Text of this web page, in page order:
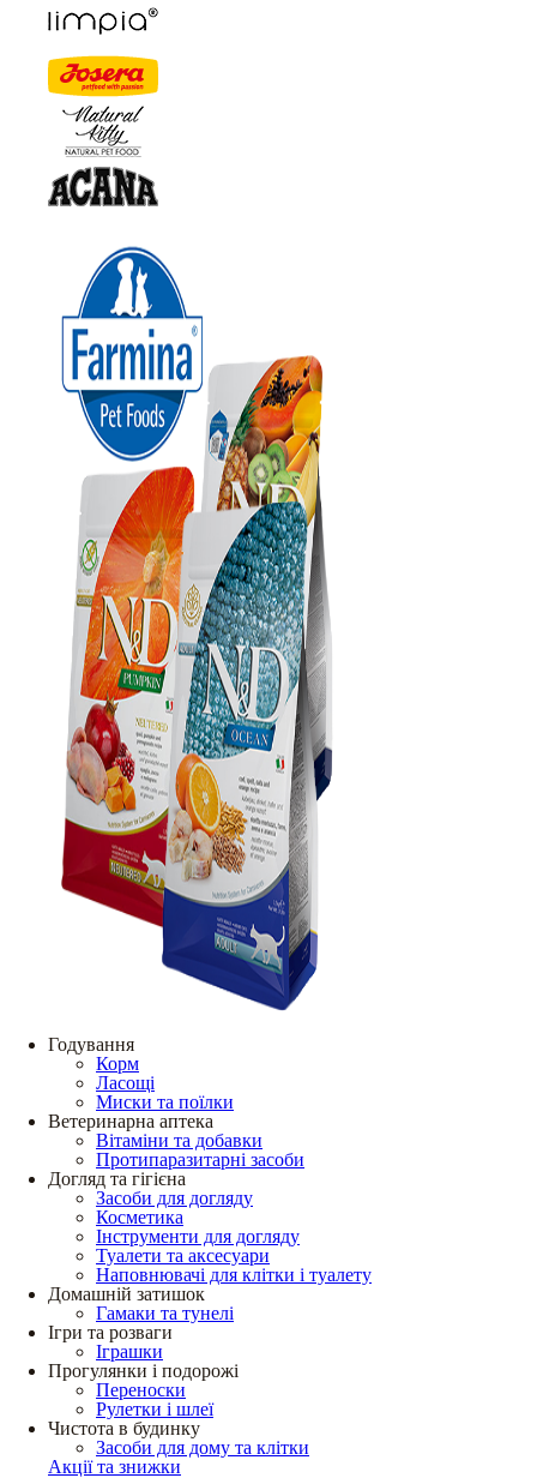
Годування
Корм
Ласощі
Миски та поїлки
Ветеринарна аптека
Вітаміни та добавки
Протипаразитарні засоби
Догляд та гігієна
Засоби для догляду
Косметика
Інструменти для догляду
Туалети та аксесуари
Наповнювачі для клітки і туалету
Домашній затишок
Гамаки та тунелі
Ігри та розваги
Іграшки
Прогулянки і подорожі
Переноски
Рулетки і шлеї
Чистота в будинку
Засоби для дому та клітки
Акції та знижки